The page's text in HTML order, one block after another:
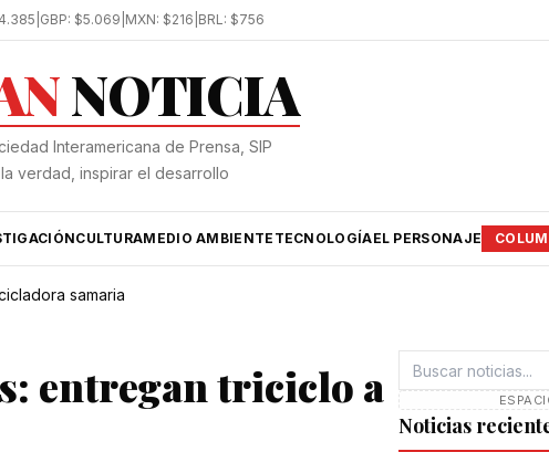
GBP: $5.069 MXN: $216 BRL: $756
NOTICIA
Interamericana de Prensa, SIP
verdad, inspirar el desarrollo
CULTURAMEDIO AMBIENTE TECNOLOGÍAEL PERSONAJE
samaria
entregan triciclo a
Noticias